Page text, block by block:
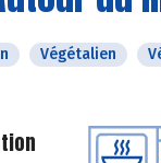
Végétalien